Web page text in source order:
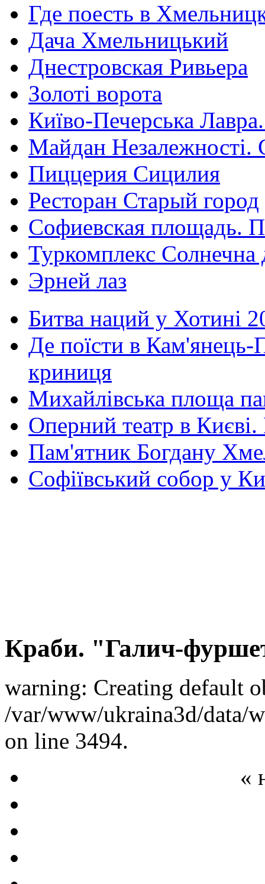
Где поесть в
Дача Хмельницький
Днестровская Ривьера
Золоті ворота
Київо-Печерська
Майдан Незалежності.
Пиццерия Сицилия
Ресторан Старый город
Софиевская площадь.
Туркомплекс Солнечна
Эрней лаз
Битва наций у Хотині
Де поїсти в Кам'янець-
криниця
Михайлівська площа
Оперний театр в
Пам'ятник Богдану
Софіївський собор у
Краби. "Галич-
warning: Creating default
/var/www/ukraina3d/data/
on line 3494.
«